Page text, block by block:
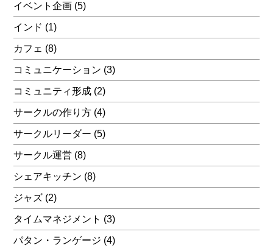
イベント企画 (5)
インド (1)
カフェ (8)
コミュニケーション (3)
コミュニティ形成 (2)
サークルの作り方 (4)
サークルリーダー (5)
サークル運営 (8)
シェアキッチン (8)
ジャズ (2)
タイムマネジメント (3)
パタン・ランゲージ (4)